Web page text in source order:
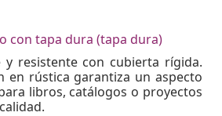
con tapa dura (tapa dura)
y resistente con cubierta rígida.
en rústica garantiza un aspecto
libros, catálogos o proyectos